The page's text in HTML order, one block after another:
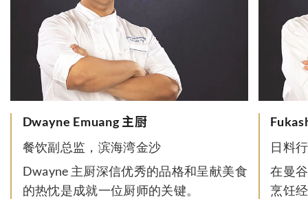
Dwayne Emuang 主厨
餐饮副总监，滨海湾金沙
Dwayne 主厨深信优秀的品格和呈献美食
的热忱是成就一位厨师的关键。
日料
在曼
烹饪